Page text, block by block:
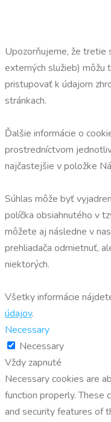
Upozorňujeme, že tretie
externých služieb) môžu
pristupovať k údajom
stránkach.
Ďalšie informácie o
prostredníctvom
najčastejšie v položke
Súhlas môže byť
políčka obsiahnutého v
môžete aj následne v
prehliadača odmietnuť,
niektorých.
Všetky informácie
údajov.
Necessary
Necessary
Vždy zapnuté
Necessary cookies are
function properly. These
and security features of